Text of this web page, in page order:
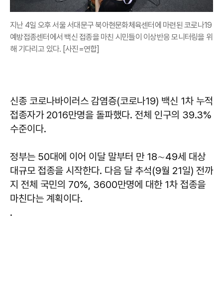
지난 4일 오후 서울 서대문구 북아현문화체육센터에 마련된 코로나19
예방접종센터에서 백신 접종을 마친 시민들이 이상반응 모니터링을 위
해 기다리고 있다. [사진=연합]
신종 코로나바이러스 감염증(코로나19) 백신 1차 누적
접종자가 2016만명을 돌파했다. 전체 인구의 39.3%
수준이다.
정부는 50대에 이어 이달 말부터 만 18∼49세 대상
대규모 접종을 시작한다. 다음 달 추석(9월 21일) 전까
지 전체 국민의 70%, 3600만명에 대한 1차 접종을
마친다는 계획이다.
.